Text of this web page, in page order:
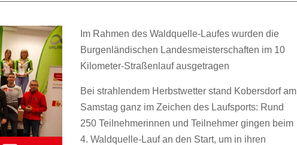
Im Rahmen des Waldquelle-Laufes wurden die
Burgenländischen Landesmeisterschaften im 10
Kilometer-Straßenlauf ausgetragen
Bei strahlendem Herbstwetter stand Kobersdorf am
Samstag ganz im Zeichen des Laufsports: Rund
250 Teilnehmerinnen und Teilnehmer gingen beim
4. Waldquelle-Lauf an den Start, um in ihren